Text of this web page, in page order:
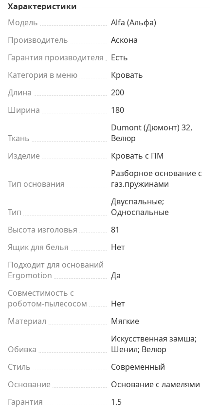
Характеристики
Модель
Alfa (Альфа)
Производитель
Аскона
Гарантия производителя
Есть
Категория в меню
Кровать
Длина
200
Ширина
180
Ткань
Dumont (Дюмонт) 32,
Велюр
Изделие
Кровать с ПМ
Тип основания
Разборное основание с
газ.пружинами
Тип
Двуспальные;
Односпальные
Высота изголовья
81
Ящик для белья
Нет
Подходит для оснований
Ergomotion
Да
Совместимость с
роботом-пылесосом
Нет
Материал
Мягкие
Обивка
Искусственная замша;
Шенил; Велюр
Стиль
Современный
Основание
Основание с ламелями
Гарантия
1.5